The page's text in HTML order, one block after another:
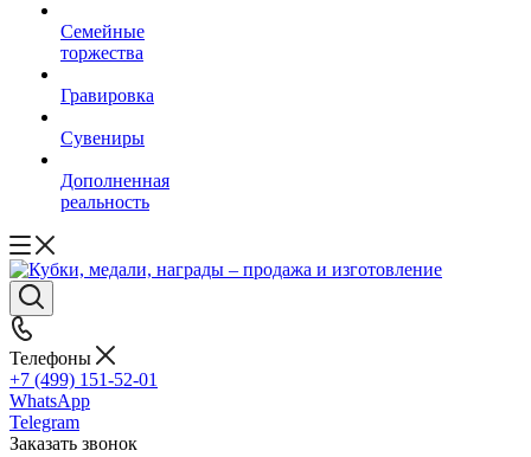
Семейные
торжества
Гравировка
Сувениры
Дополненная
реальность
Телефоны
+7 (499) 151-52-01
WhatsApp
Telegram
Заказать звонок